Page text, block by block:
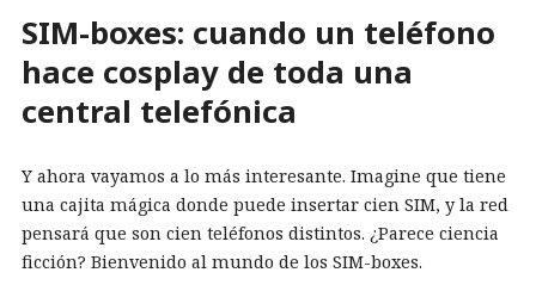
SIM-boxes: cuando un teléfono
hace cosplay de toda una
central telefónica
Y ahora vayamos a lo más interesante. Imagine que tiene
una cajita mágica donde puede insertar cien SIM, y la red
pensará que son cien teléfonos distintos. ¿Parece ciencia
ficción? Bienvenido al mundo de los SIM-boxes.